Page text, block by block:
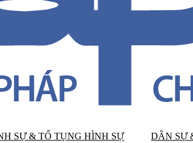
SỰ & TỐ TỤNG HÌNH SỰ DÂN SỰ